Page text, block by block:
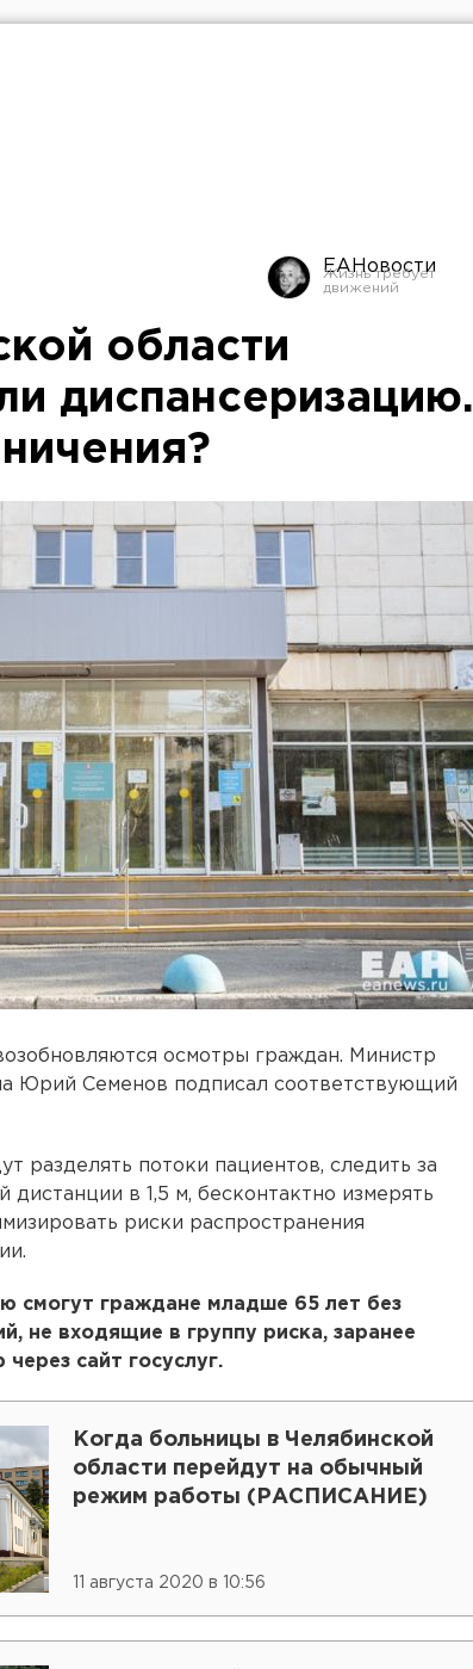
ЕАНовости
области
диспансеризацию.
осмотры граждан. Министр
Юрий Семенов подписал соответствующий
разделять потоки пациентов, следить за
в 1,5 м, бесконтактно измерять
риски распространения
смогут граждане младше 65 лет без
не входящие в группу риска, заранее
сайт госуслуг.
Когда больницы в Челябинской
области перейдут на обычный
режим работы (РАСПИСАНИЕ)
11 августа 2020 в 10:56